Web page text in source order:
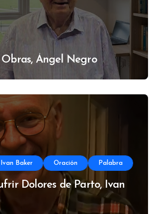
Obras, Ángel Negro
Baker Oración Palabra
Dolores de Parto, Ivan